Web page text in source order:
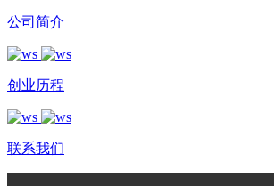
公司简介
创业历程
联系我们